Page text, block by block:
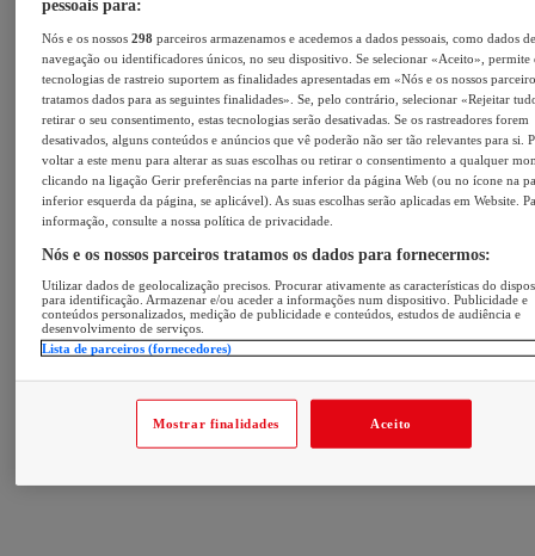
pessoais para:
Nós e os nossos 298 parceiros armazenamos e acedemos a dados pessoais, como dados de
navegação ou identificadores únicos, no seu dispositivo. Se selecionar «Aceito», permite
tecnologias de rastreio suportem as finalidades apresentadas em «Nós e os nossos
tratamos dados para as seguintes finalidades». Se, pelo contrário, selecionar «Rejeitar
retirar o seu consentimento, estas tecnologias serão desativadas. Se os rastreadores forem
desativados, alguns conteúdos e anúncios que vê poderão não ser tão relevantes para si.
voltar a este menu para alterar as suas escolhas ou retirar o consentimento a qualquer
clicando na ligação Gerir preferências na parte inferior da página Web (ou no ícone na
inferior esquerda da página, se aplicável). As suas escolhas serão aplicadas em Website.
informação, consulte a nossa política de privacidade.
Nós e os nossos parceiros tratamos os dados para fornecermos:
Utilizar dados de geolocalização precisos. Procurar ativamente as características do
para identificação. Armazenar e/ou aceder a informações num dispositivo. Publicidade e
conteúdos personalizados, medição de publicidade e conteúdos, estudos de audiência e
desenvolvimento de serviços.
Lista de parceiros (fornecedores)
Mostrar finalidades Aceito